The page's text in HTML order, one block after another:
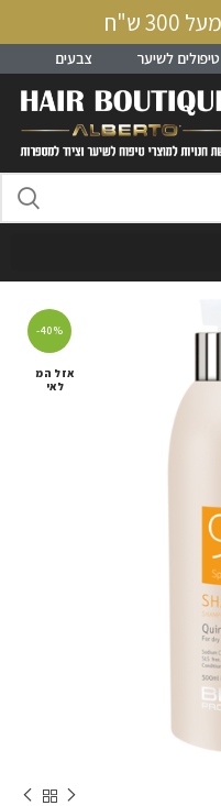
ש"ח
טיפולים לשיער צבעים
-40%
אזל המ
לאי